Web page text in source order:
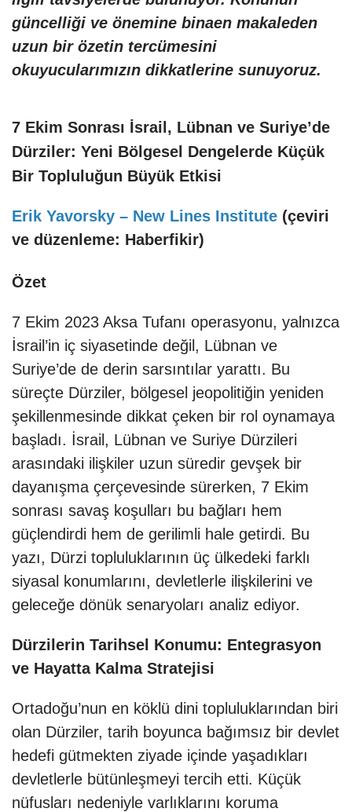
güncelliği ve önemine binaen makaleden
uzun bir özetin tercümesini
okuyucularımızın dikkatlerine sunuyoruz.
7 Ekim Sonrası İsrail, Lübnan ve Suriye’de
Dürziler: Yeni Bölgesel Dengelerde Küçük
Bir Topluluğun Büyük Etkisi
Erik Yavorsky – New Lines Institute (çeviri
ve düzenleme: Haberfikir)
Özet
7 Ekim 2023 Aksa Tufanı operasyonu, yalnızca
İsrail’in iç siyasetinde değil, Lübnan ve
Suriye’de de derin sarsıntılar yarattı. Bu
süreçte Dürziler, bölgesel jeopolitiğin yeniden
şekillenmesinde dikkat çeken bir rol oynamaya
başladı. İsrail, Lübnan ve Suriye Dürzileri
arasındaki ilişkiler uzun süredir gevşek bir
dayanışma çerçevesinde sürerken, 7 Ekim
sonrası savaş koşulları bu bağları hem
güçlendirdi hem de gerilimli hale getirdi. Bu
yazı, Dürzi topluluklarının üç ülkedeki farklı
siyasal konumlarını, devletlerle ilişkilerini ve
geleceğe dönük senaryoları analiz ediyor.
Dürzilerin Tarihsel Konumu: Entegrasyon
ve Hayatta Kalma Stratejisi
Ortadoğu’nun en köklü dini topluluklarından biri
olan Dürziler, tarih boyunca bağımsız bir devlet
hedefi gütmekten ziyade içinde yaşadıkları
devletlerle bütünleşmeyi tercih etti. Küçük
nüfusları nedeniyle varlıklarını koruma